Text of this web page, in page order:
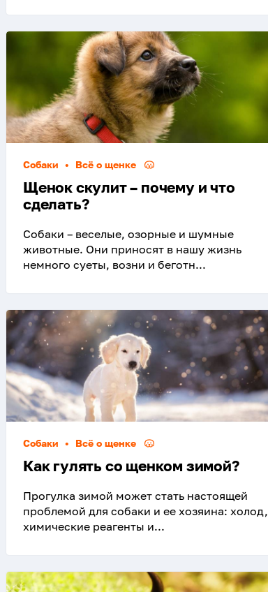
Собаки • Всё о щенке
Щенок скулит – почему и что
сделать?
Собаки – веселые, озорные и шумные
животные. Они приносят в нашу жизнь
немного суеты, возни и беготн...
Собаки • Всё о щенке
Как гулять со щенком зимой?
Прогулка зимой может стать настоящей
проблемой для собаки и ее хозяина: холод,
химические реагенты и...